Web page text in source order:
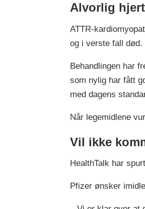
Alvorlig
ATTR-
og i verste fall død.
Behandlingen har
som nylig har fått
med dagens
Når legemidlene
Vil ikke
HealthTalk har
Pfizer ønsker